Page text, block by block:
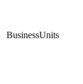
BusinessUnits